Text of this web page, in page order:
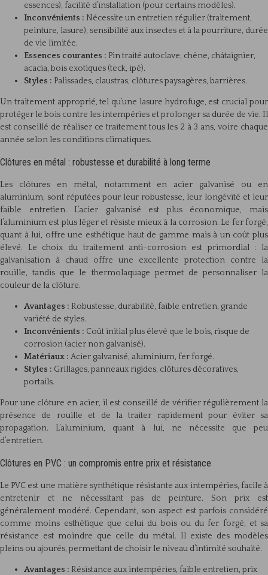
essences), facilité d’installation (pour certains modèles).
Inconvénients : Nécessite un entretien régulier (traitement,
peinture, lasure), sensibilité aux insectes et à la pourriture, durée
de vie limitée.
Essences courantes : Pin traité autoclave, chêne, châtaignier,
acacia, bois exotiques (teck, ipé).
Styles : Palissades, claustras, clôtures paysagères, barrières.
Un traitement approprié, tel qu’une lasure hydrofuge, est crucial pour
protéger le bois contre les intempéries et prolonger sa durée de vie. Il
est conseillé de réaliser ce traitement tous les 2 à 3 ans, voire chaque
année selon les conditions climatiques.
Clôtures en métal : robustesse et durabilité à long terme
Les clôtures en métal, notamment en acier galvanisé ou en
aluminium, sont réputées pour leur robustesse, leur longévité et leur
faible entretien. L’acier galvanisé est plus économique, mais
l’aluminium est plus léger et résiste mieux à la corrosion. Le fer forgé,
quant à lui, offre une esthétique haut de gamme mais à un coût plus
élevé. Le choix du traitement anti-corrosion est primordial : la
galvanisation à chaud offre une excellente protection contre la
rouille, tandis que le thermolaquage permet de personnaliser la
couleur de la clôture.
Avantages : Robustesse, durabilité, faible entretien, grande
variété de styles.
Inconvénients : Coût initial plus élevé que le bois, risque de
corrosion (acier non galvanisé).
Matériaux : Acier galvanisé, aluminium, fer forgé.
Styles : Grillages, panneaux rigides, clôtures décoratives,
portails.
Pour une clôture en acier, il est conseillé de vérifier régulièrement la
présence de rouille et de la traiter rapidement pour éviter sa
propagation. L’aluminium, quant à lui, ne nécessite que peu
d’entretien.
Clôtures en PVC : un compromis entre prix et résistance
Le PVC est une matière synthétique résistante aux intempéries, facile à
entretenir et ne nécessitant pas de peinture. Son prix est
généralement modéré. Cependant, son aspect est parfois considéré
comme moins esthétique que celui du bois ou du fer forgé, et sa
résistance est moindre que celle du métal. Il existe des modèles
pleins ou ajourés, permettant de choisir le niveau d’intimité souhaité.
Avantages : Résistance aux intempéries, faible entretien, prix